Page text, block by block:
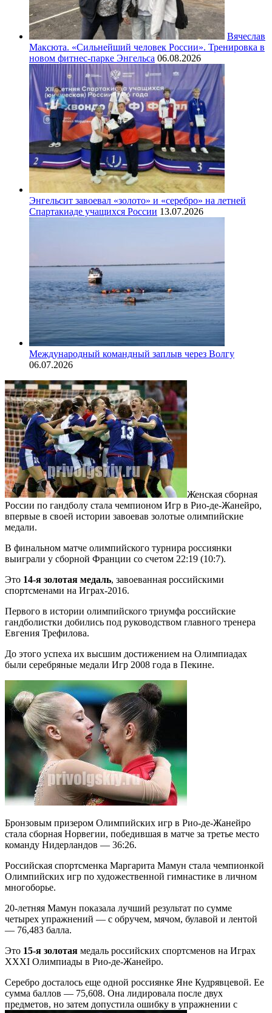
Вячеслав
Максюта. «Сильнейший человек России». Тренировка в
новом фитнес-парке Энгельса 06.08.2026
Энгельсит завоевал «золото» и «серебро» на летней
Спартакиаде учащихся России 13.07.2026
Международный командный заплыв через Волгу
06.07.2026
Женская сборная
России по гандболу стала чемпионом Игр в Рио-де-Жанейро,
впервые в своей истории завоевав золотые олимпийские
медали.
В финальном матче олимпийского турнира россиянки
выиграли у сборной Франции со счетом 22:19 (10:7).
Это 14-я золотая медаль, завоеванная российскими
спортсменами на Играх-2016.
Первого в истории олимпийского триумфа российские
гандболистки добились под руководством главного тренера
Евгения Трефилова.
До этого успеха их высшим достижением на Олимпиадах
были серебряные медали Игр 2008 года в Пекине.
Бронзовым призером Олимпийских игр в Рио-де-Жанейро
стала сборная Норвегии, победившая в матче за третье место
команду Нидерландов — 36:26.
Российская спортсменка Маргарита Мамун стала чемпионкой
Олимпийских игр по художественной гимнастике в личном
многоборье.
20-летняя Мамун показала лучший результат по сумме
четырех упражнений — с обручем, мячом, булавой и лентой
— 76,483 балла.
Это 15-я золотая медаль российских спортсменов на Играх
XXXI Олимпиады в Рио-де-Жанейро.
Серебро досталось еще одной россиянке Яне Кудрявцевой. Ее
сумма баллов — 75,608. Она лидировала после двух
предметов, но затем допустила ошибку в упражнении с